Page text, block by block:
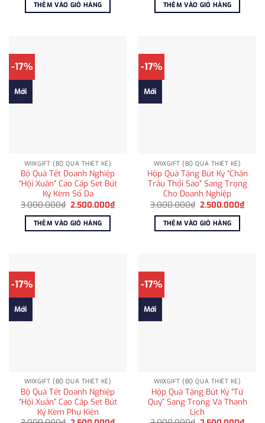
3.000.000₫.
2.500.000₫.
THÊM VÀO GIỎ HÀNG 3.000.000₫.
THÊM VÀO GIỎ HÀNG
-17%
Mới
WIIXGIFT (BỘ QUÀ THIẾT KẾ)
Bộ Quà Tết Doanh Nghiệp
“Hội Xuân” Cao Cấp Set Bút
Ký Kèm Sổ Da
3.000.000₫ Giá
là:
3.000.000₫.
2.500.000₫Giá
hiện
2.500.000₫.
THÊM VÀO GIỎ HÀNG
-17%
Mới
WIIXGIFT (BỘ QUÀ THIẾT KẾ)
Hộp Quà Tặng Bút Ký “Chăn
Trâu Thổi Sáo” Sang Trọng
Cho Doanh Nghiệp
3.000.000₫ Giá
là:
3.000.000₫.
2.500.000₫Giá
hiện
THÊM VÀO GIỎ HÀNG
-17%
Mới
WIIXGIFT (BỘ QUÀ THIẾT KẾ)
Bộ Quà Tết Doanh Nghiệp
“Hội Xuân” Cao Cấp Set Bút
Ký Kèm Phụ Kiện
-17%
Mới
WIIXGIFT (BỘ QUÀ THIẾT KẾ)
Hộp Quà Tặng Bút Ký “Tứ
Quý” Sang Trọng Và Thanh
Lịch